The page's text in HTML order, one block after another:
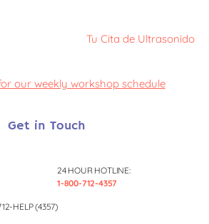
Tu Cita de Ultrasonido
our weekly workshop schedule
Get in Touch
24 HOUR HOTLINE:
1-800-712-4357
HELP (4357)